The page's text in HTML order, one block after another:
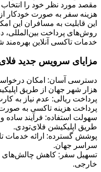
مقصد مورد نظر خود را انتخاب
هزینه سفر به صورت خودکار
این قابلیت به مسافران این
روش‌های پرداخت بین‌المللی،
خدمات تاکسی آنلاین بهره‌مند
مزایای سرویس جدید
هزار شهر جهان از طریق
پرداخت ریالی: عدم نیاز به
پرداخت هزینه تاکسی به
سهولت استفاده: فرآیند ساده
طریق اپلیکیشن فلای‌تودی.
پوشش گسترده: ارائه خدمات
سراسر جهان.
تسهیل سفر: کاهش چالش‌های
خارجی.